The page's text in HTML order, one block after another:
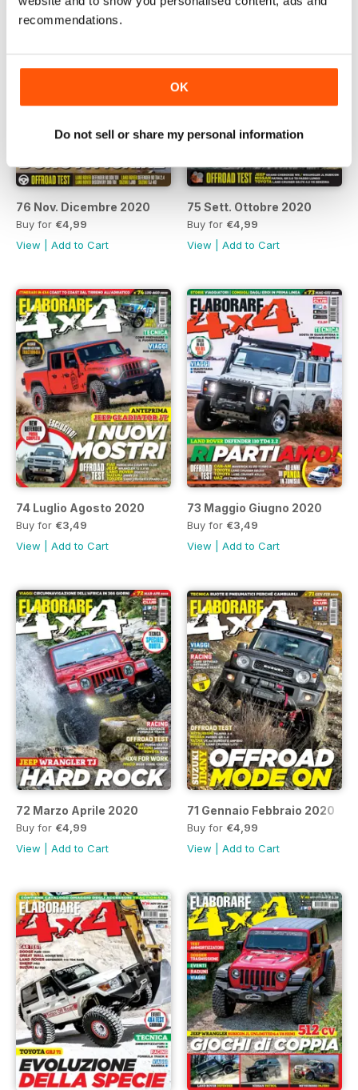
recommendations.
OK
Do not sell or share my personal information
76 Nov. Dicembre 2020
Buy for €4,99
View
Add to Cart
75 Sett. Ottobre 2020
Buy for €4,99
View
Add to Cart
74 Luglio Agosto 2020
Buy for €3,49
View
Add to Cart
73 Maggio Giugno 2020
Buy for €3,49
View
Add to Cart
72 Marzo Aprile 2020
Buy for €4,99
View
Add to Cart
71 Gennaio Febbraio 2020
Buy for €4,99
View
Add to Cart